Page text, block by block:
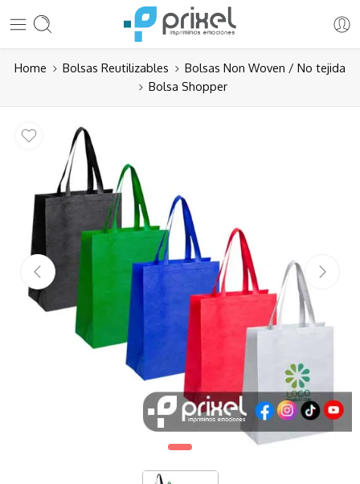
Home Bolsas Reutilizables
Bolsas Non Woven / No tejida
Bolsa Shopper